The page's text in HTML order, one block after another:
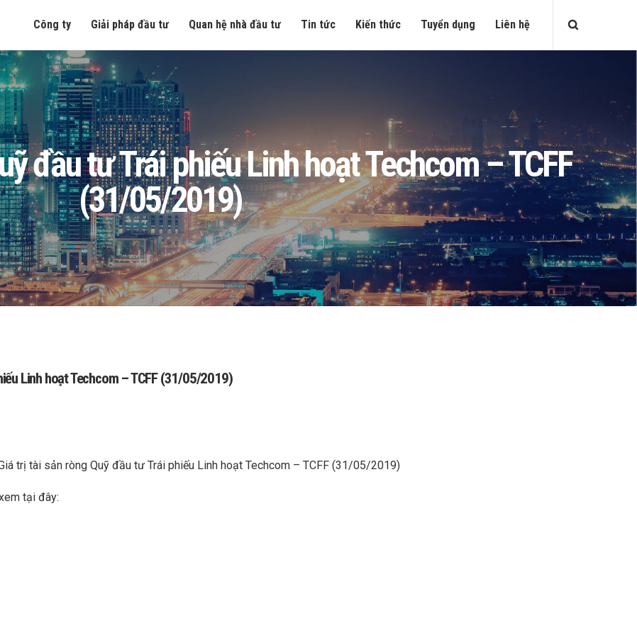
Công ty Giải pháp đầu tư Quan hệ nhà đầu tư Tin tức Kiến thức Tuyển dụng Liên hệ
đầu tư Trái phiếu Linh hoạt Techcom – TCFF
(31/05/2019)
Linh hoạt Techcom – TCFF (31/05/2019)
trị tài sản ròng Quỹ đầu tư Trái phiếu Linh hoạt Techcom – TCFF (31/05/2019)
tại đây: